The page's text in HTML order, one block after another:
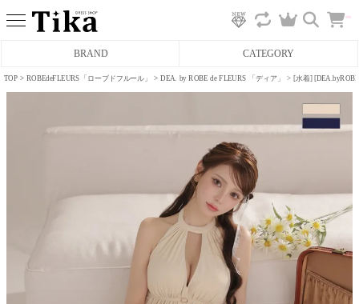
BRAND CATEGORY
タイトミニドレス
へ
TOP ROBEdeFLEURS「ローブドフルール」 DEA. by ROBE de FLEURS 「ディア」 [水着]